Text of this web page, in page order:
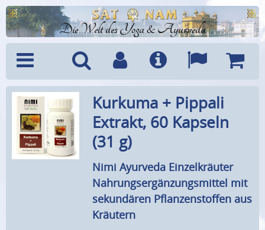
Die Welt des Yoga & Ayurveda
Menü SucheBenutzerkonto
Info Sprachen
Kurkuma + Pippali
Extrakt, 60 Kapseln
(31 g)
Nimi Ayurveda Einzelkräuter
Nahrungsergänzungsmittel mit
sekundären Pflanzenstoffen aus
Kräutern